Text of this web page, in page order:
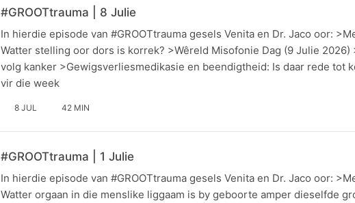
#GROOTtrauma | 8 Julie
In hierdie episode van #GROOTtrauma gesels Venita en Dr. Jaco oor:
Watter stelling oor dors is korrek? >Wêreld Misofonie Dag (9 Julie 2026)
volg kanker >Gewigsverliesmedikasie en beendigtheid: Is daar rede tot
vir die week
8 JUL 42 MIN
#GROOTtrauma | 1 Julie
In hierdie episode van #GROOTtrauma gesels Venita en Dr. Jaco oor:
Watter orgaan in die menslike liggaam is by geboorte amper dieselfde